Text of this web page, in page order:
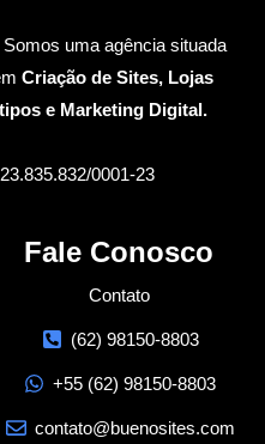
uma agência situada
Criação de Sites, Lojas
e Marketing Digital.
0001-23
Fale Conosco
Contato
(62) 98150-8803
+55 (62) 98150-8803
contato@buenosites.com